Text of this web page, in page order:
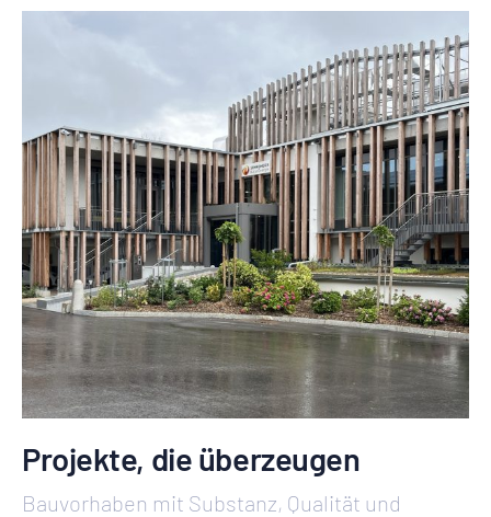
Projekte, die überzeugen
Bauvorhaben mit Substanz, Qualität und